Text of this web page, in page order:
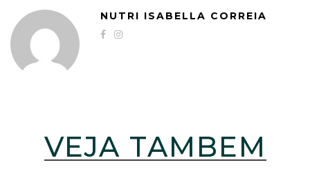
NUTRI ISABELLA CORREIA
VEJA TAMBÉM